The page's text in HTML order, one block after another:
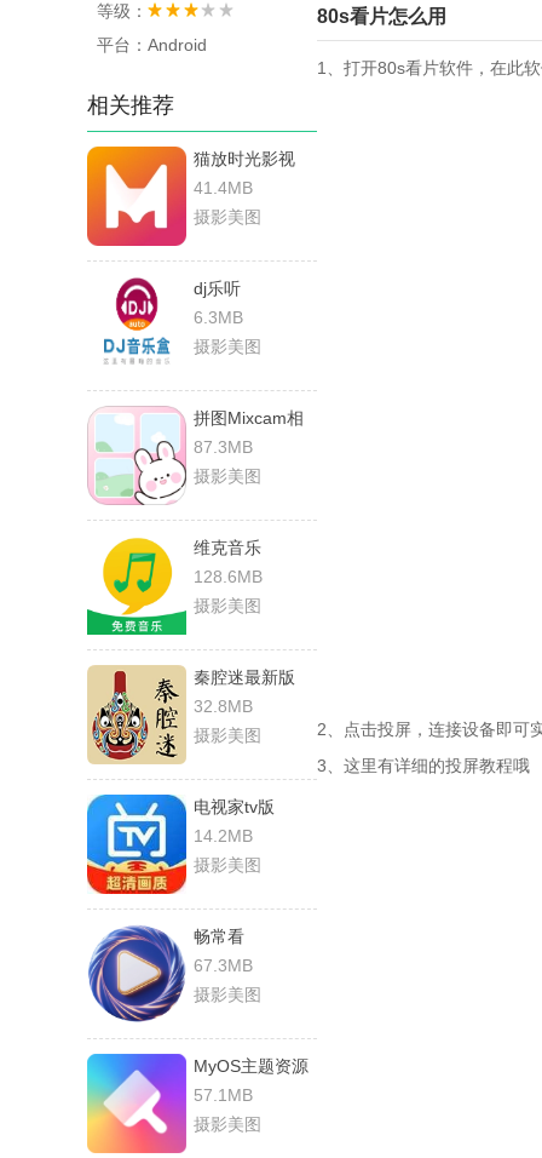
等级：
平台：Android
相关推荐
猫放时光影视
41.4MB
摄影美图
dj乐听
6.3MB
摄影美图
拼图Mixcam相
机
87.3MB
摄影美图
维克音乐
128.6MB
摄影美图
秦腔迷最新版
32.8MB
摄影美图
电视家tv版
14.2MB
摄影美图
畅常看
67.3MB
摄影美图
MyOS主题资源
57.1MB
摄影美图
80s看片怎么用
1、打开80s看片软件，在此
2、点击投屏，连接设备即可
3、这里有详细的投屏教程哦